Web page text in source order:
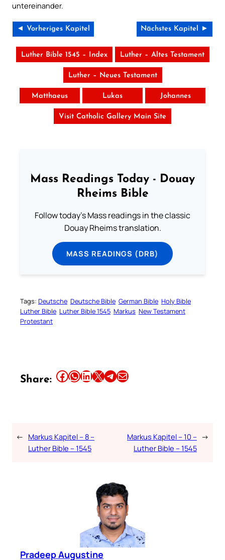
untereinander.
◄ Vorheriges Kapitel Nächstes Kapitel ►
Luther Bible 1545 – Index Luther – Altes Testament
Luther – Neues Testament
Matthaeus Lukas Johannes
Visit Catholic Gallery Main Site
Mass Readings Today - Douay
Rheims Bible
Follow today's Mass readings in the classic
Douay Rheims translation.
MASS READINGS (DRB)
Tags: Deutsche Deutsche Bible German Bible Holy Bible
Luther Bible Luther Bible 1545 Markus New Testament
Protestant
Share: Share this article on Facebook Share this article on WhatsApp Share this article on LinkedIn Share this article on X Share this article on TelegramEmail this Article
← Markus Kapitel – 8 –
Luther Bible – 1545
Markus Kapitel – 10 –
Luther Bible – 1545
→
Pradeep Augustine